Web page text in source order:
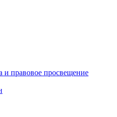
и правовое просвещение